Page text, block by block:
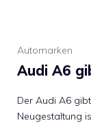
Automarken
Audi A6
Der Audi A6
Neugestaltung